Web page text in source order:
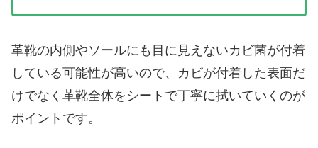
革靴の内側やソールにも目に見えないカビ菌が付着
している可能性が高いので、カビが付着した表面だ
けでなく革靴全体をシートで丁寧に拭いていくのが
ポイントです。